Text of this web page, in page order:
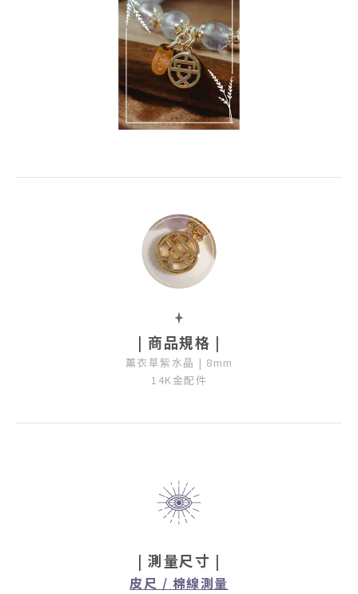
| 商品規格 |
薰衣草紫水晶 | 8mm
14K金配件
| 測量尺寸 |
皮尺 / 棉線測量